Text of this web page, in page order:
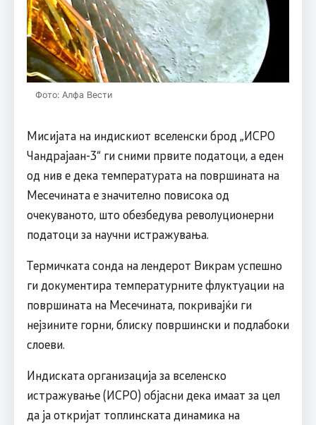
Фото: Алфа Вести
Мисијата на индискиот вселенски брод „ИСРО
Чандрајаан-3“ ги сними првите податоци, а еден
од нив е дека температурата на површината на
Месечината е значително повисока од
очекуваното, што обезбедува револуционерни
податоци за научни истражувања.
Термичката сонда на лендерот Викрам успешно
ги документира температурните флуктуации на
површината на Месечината, покривајќи ги
нејзините горни, блиску површински и подлабоки
слоеви.
Индиската организација за вселенско
истражување (ИСРО) објасни дека имаат за цел
да ја откријат топлинската динамика на